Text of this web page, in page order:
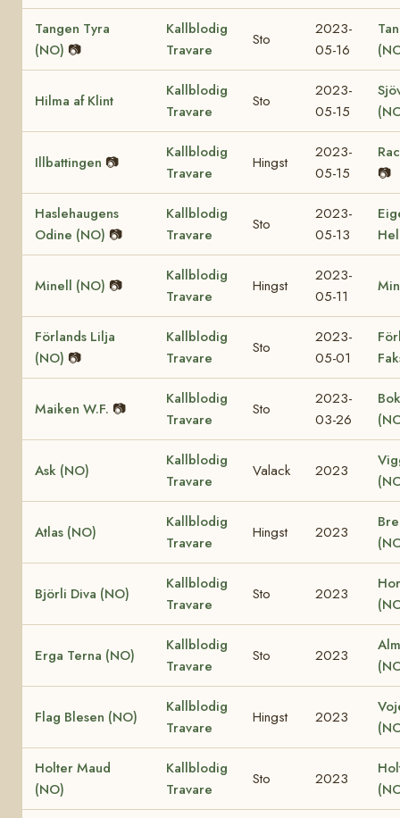
Tangen Tyra
(NO) 📷
Kallblodig
Travare
Sto
2023-
05-16
Hilma af Klint
Kallblodig
Travare
Sto
2023-
05-15
Illbattingen 📷
Kallblodig
Travare
Hingst
2023-
05-15
📷
Haslehaugens
Odine (NO) 📷
Kallblodig
Travare
Sto
2023-
05-13
Minell (NO) 📷
Kallblodig
Travare
Hingst
2023-
05-11
Förlands Lilja
(NO) 📷
Kallblodig
Travare
Sto
2023-
05-01
Maiken W.F. 📷
Kallblodig
Travare
Sto
2023-
03-26
Ask (NO)
Kallblodig
Travare
Valack 2023
Atlas (NO)
Kallblodig
Travare
Hingst 2023
Björli Diva (NO)
Kallblodig
Travare
Sto 2023
Erga Terna (NO)
Kallblodig
Travare
Sto 2023
Flag Blesen (NO)
Kallblodig
Travare
Hingst 2023
Holter Maud
(NO)
Kallblodig
Travare
Sto 2023